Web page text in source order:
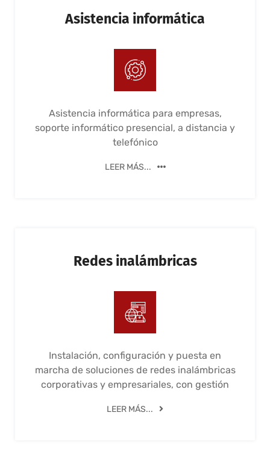
Asistencia informática
Asistencia informática para empresas,
soporte informático presencial, a distancia y
telefónico
LEER MÁS...
Redes inalámbricas
Instalación, configuración y puesta en
marcha de soluciones de redes inalámbricas
corporativas y empresariales, con gestión
LEER MÁS...